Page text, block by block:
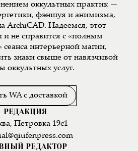
оккультных практик —
фэншуя и анимизма,
ArchiCAD. Надеемся, этот
и не справится с «полным
сеанса интерьерной магии,
знаки свыше от навязчивой
оккультных услуг.
WA с доставкой
РЕДАКЦИЯ
Петровка 19с1
РЕДАКТОР